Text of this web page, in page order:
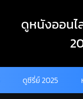
ดูหนังออนไ
ดูซีรี่ย์ 2025